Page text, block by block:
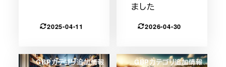
2025-04-11
ました
2026-04-30
GBPカテゴリ追加情報 GBPカテゴリ追加情報